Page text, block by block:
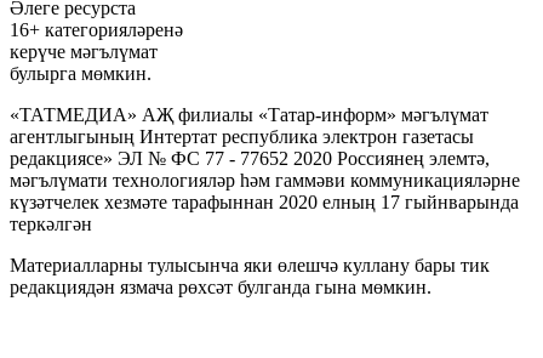
Әлеге ресурста
16+ категорияләренә
керүче мәгълүмат
булырга мөмкин.
«ТАТМЕДИА» АҖ филиалы «Татар-информ» мәгълүмат
агентлыгының Интертат республика электрон газетасы
редакциясе» ЭЛ № ФС 77 - 77652 2020 Россиянең элемтә,
мәгълүмати технологияләр һәм гаммәви коммуникацияләрне
күзәтчелек хезмәте тарафыннан 2020 елның 17 гыйнварында
теркәлгән
Материалларны тулысынча яки өлешчә куллану бары тик
редакциядән язмача рөхсәт булганда гына мөмкин.